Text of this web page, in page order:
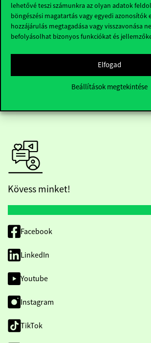
lehetővé teszi számunkra az olyan adatok
böngészési magatartás vagy egyedi azonosítók
hozzájárulás megtagadása vagy visszavonása
befolyásolhat bizonyos funkciókat és
Elfogad
Beállítások megtekintése
Házirend
Közérdekű adatok
RRF
Kövess minket!
Facebook
LinkedIn
Youtube
Instagram
TikTok